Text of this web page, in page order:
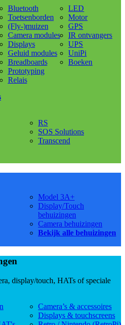
Bluetooth
Toetsenborden
(Fly-)muizen
Camera modules
Displays
Geluid modules
Breadboards
Prototyping
Relais
LED
Motor
GPS
IR ontvangers
UPS
UniPi
Boeken
RS
SOS Solutions
Transcend
Model 3A+
Display/Touch
behuizingen
Camera behuizingen
Bekijk alle behuizingen
display/touch, HATs of speciale
Camera’s & accessoires
Displays & touchscreens